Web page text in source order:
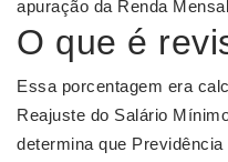
apuração da Renda
O que é
Essa porcentagem era
Reajuste do Salário
determina que